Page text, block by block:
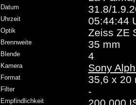
Datum 31.8/
Uhrzeit 05:44:44
Optik Zeiss ZE
Brennweite 35 mm
Blende 4
Kamera Sony
Format 35,6 x 20
Filter -
Empfindlichkeit